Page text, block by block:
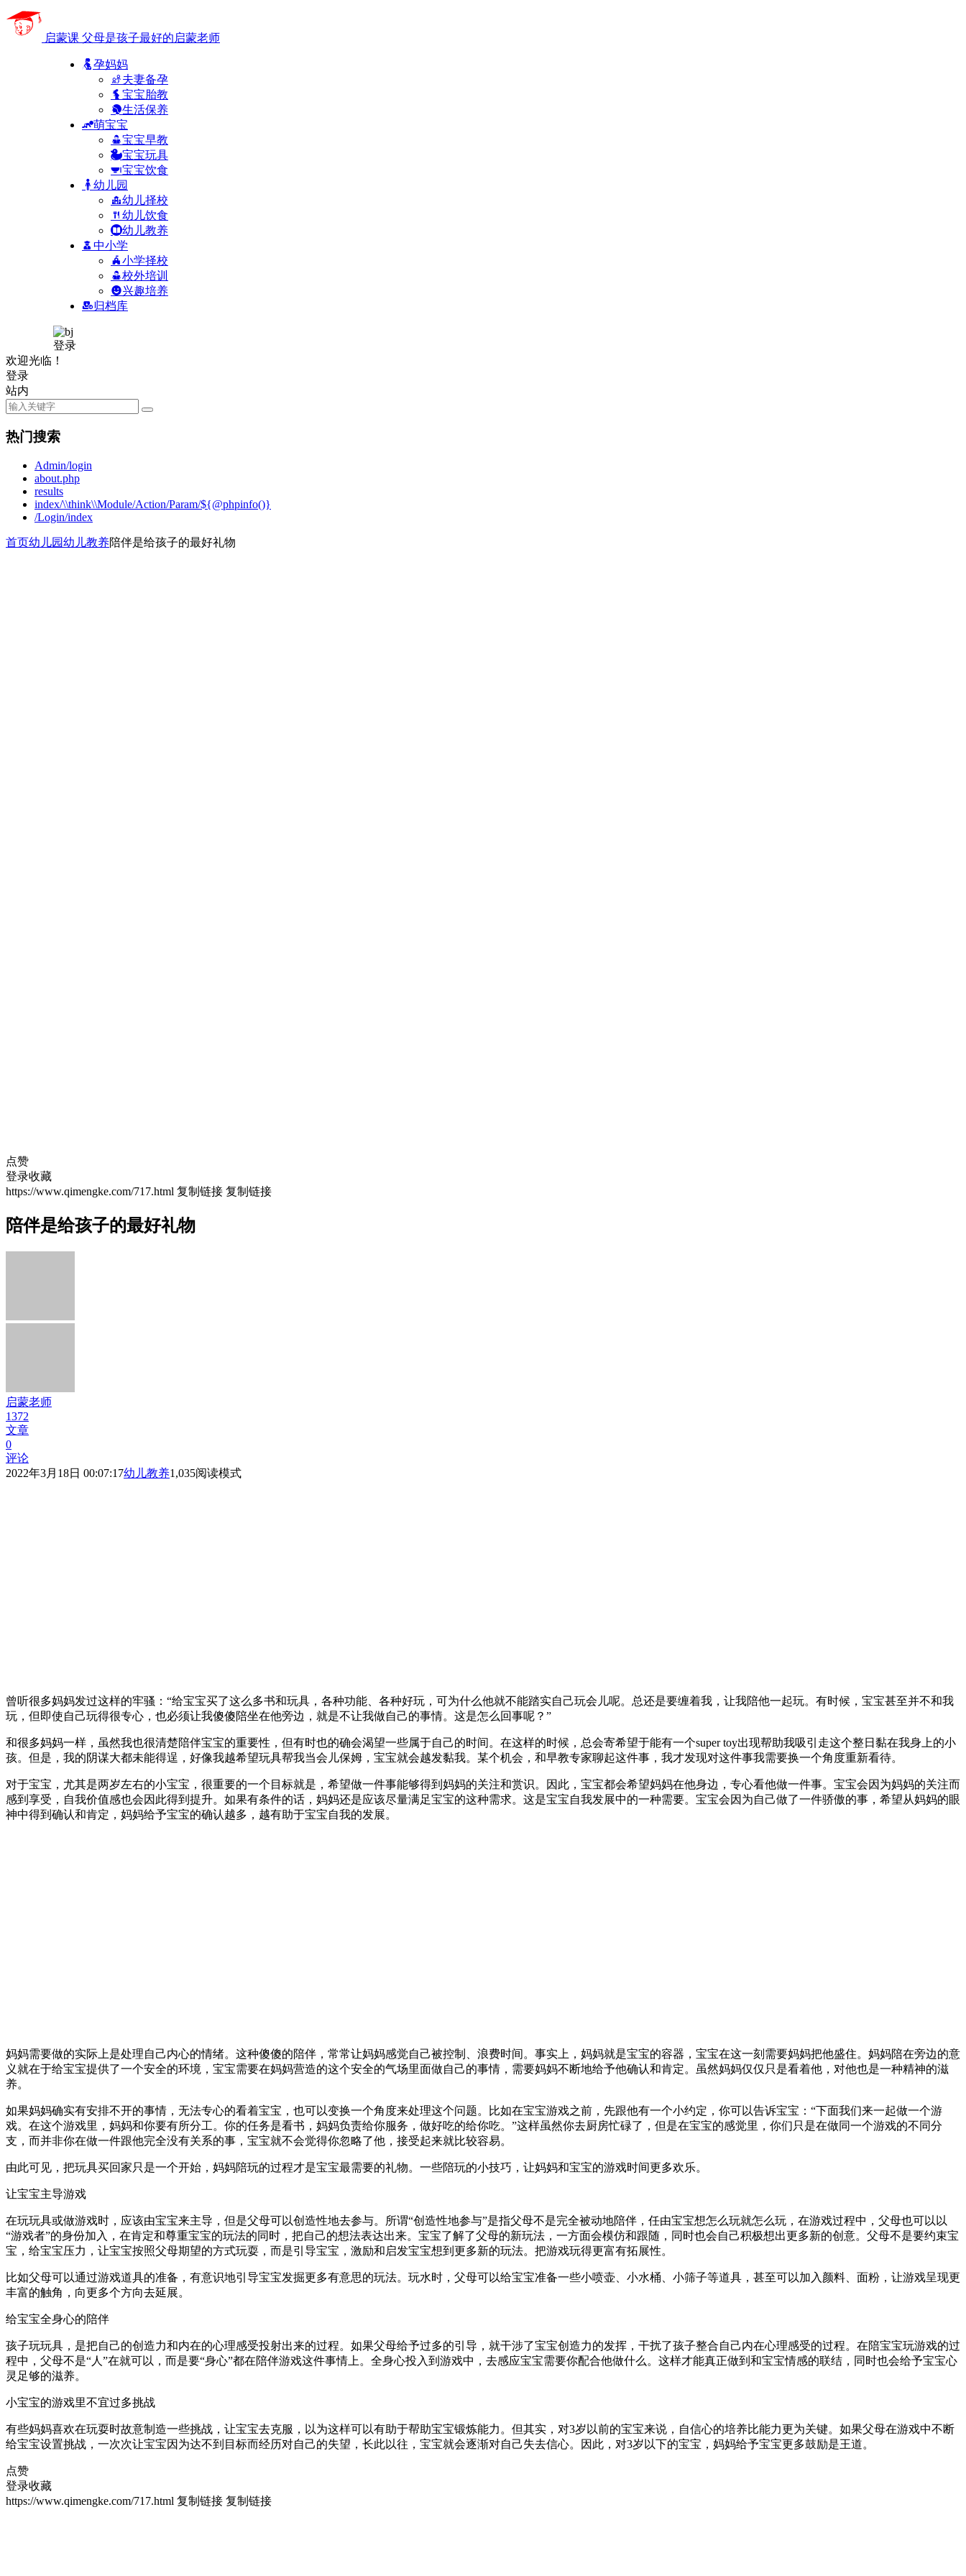
启蒙课 父母是孩子最好的启蒙老师
孕妈妈
夫妻备孕
宝宝胎教
生活保养
萌宝宝
宝宝早教
宝宝玩具
宝宝饮食
幼儿园
幼儿择校
幼儿饮食
幼儿教养
中小学
小学择校
校外培训
兴趣培养
归档库
登录
欢迎光临！
登录
站内
热门搜索
Admin/login
about.php
results
index/\\think\\Module/Action/Param/${@phpinfo()}
/Login/index
首页幼儿园幼儿教养陪伴是给孩子的最好礼物
点赞
登录收藏
https://www.qimengke.com/717.html 复制链接 复制链接
陪伴是给孩子的最好礼物
启蒙老师
1372
文章
0
评论
2022年3月18日 00:07:17幼儿教养1,035阅读模式
曾听很多妈妈发过这样的牢骚：“给宝宝买了这么多书和玩具，各种功能、各种好玩，可为什么他就不能踏实自己玩会儿呢。总还是要缠着我，让我陪他一起玩。有时候，宝宝甚至并不和我
玩，但即使自己玩得很专心，也必须让我傻傻陪坐在他旁边，就是不让我做自己的事情。这是怎么回事呢？”
和很多妈妈一样，虽然我也很清楚陪伴宝宝的重要性，但有时也的确会渴望一些属于自己的时间。在这样的时候，总会寄希望于能有一个super toy出现帮助我吸引走这个整日黏在我身上的小
孩。但是，我的阴谋大都未能得逞，好像我越希望玩具帮我当会儿保姆，宝宝就会越发黏我。某个机会，和早教专家聊起这件事，我才发现对这件事我需要换一个角度重新看待。
对于宝宝，尤其是两岁左右的小宝宝，很重要的一个目标就是，希望做一件事能够得到妈妈的关注和赏识。因此，宝宝都会希望妈妈在他身边，专心看他做一件事。宝宝会因为妈妈的关注而
感到享受，自我价值感也会因此得到提升。如果有条件的话，妈妈还是应该尽量满足宝宝的这种需求。这是宝宝自我发展中的一种需要。宝宝会因为自己做了一件骄傲的事，希望从妈妈的眼
神中得到确认和肯定，妈妈给予宝宝的确认越多，越有助于宝宝自我的发展。
妈妈需要做的实际上是处理自己内心的情绪。这种傻傻的陪伴，常常让妈妈感觉自己被控制、浪费时间。事实上，妈妈就是宝宝的容器，宝宝在这一刻需要妈妈把他盛住。妈妈陪在旁边的意
义就在于给宝宝提供了一个安全的环境，宝宝需要在妈妈营造的这个安全的气场里面做自己的事情，需要妈妈不断地给予他确认和肯定。虽然妈妈仅仅只是看着他，对他也是一种精神的滋
养。
如果妈妈确实有安排不开的事情，无法专心的看着宝宝，也可以变换一个角度来处理这个问题。比如在宝宝游戏之前，先跟他有一个小约定，你可以告诉宝宝：“下面我们来一起做一个游
戏。在这个游戏里，妈妈和你要有所分工。你的任务是看书，妈妈负责给你服务，做好吃的给你吃。”这样虽然你去厨房忙碌了，但是在宝宝的感觉里，你们只是在做同一个游戏的不同分
支，而并非你在做一件跟他完全没有关系的事，宝宝就不会觉得你忽略了他，接受起来就比较容易。
由此可见，把玩具买回家只是一个开始，妈妈陪玩的过程才是宝宝最需要的礼物。一些陪玩的小技巧，让妈妈和宝宝的游戏时间更多欢乐。
让宝宝主导游戏
在玩玩具或做游戏时，应该由宝宝来主导，但是父母可以创造性地去参与。所谓“创造性地参与”是指父母不是完全被动地陪伴，任由宝宝想怎么玩就怎么玩，在游戏过程中，父母也可以以
“游戏者”的身份加入，在肯定和尊重宝宝的玩法的同时，把自己的想法表达出来。宝宝了解了父母的新玩法，一方面会模仿和跟随，同时也会自己积极想出更多新的创意。父母不是要约束宝
宝，给宝宝压力，让宝宝按照父母期望的方式玩耍，而是引导宝宝，激励和启发宝宝想到更多新的玩法。把游戏玩得更富有拓展性。
比如父母可以通过游戏道具的准备，有意识地引导宝宝发掘更多有意思的玩法。玩水时，父母可以给宝宝准备一些小喷壶、小水桶、小筛子等道具，甚至可以加入颜料、面粉，让游戏呈现更
丰富的触角，向更多个方向去延展。
给宝宝全身心的陪伴
孩子玩玩具，是把自己的创造力和内在的心理感受投射出来的过程。如果父母给予过多的引导，就干涉了宝宝创造力的发挥，干扰了孩子整合自己内在心理感受的过程。在陪宝宝玩游戏的过
程中，父母不是“人”在就可以，而是要“身心”都在陪伴游戏这件事情上。全身心投入到游戏中，去感应宝宝需要你配合他做什么。这样才能真正做到和宝宝情感的联结，同时也会给予宝宝心
灵足够的滋养。
小宝宝的游戏里不宜过多挑战
有些妈妈喜欢在玩耍时故意制造一些挑战，让宝宝去克服，以为这样可以有助于帮助宝宝锻炼能力。但其实，对3岁以前的宝宝来说，自信心的培养比能力更为关键。如果父母在游戏中不断
给宝宝设置挑战，一次次让宝宝因为达不到目标而经历对自己的失望，长此以往，宝宝就会逐渐对自己失去信心。因此，对3岁以下的宝宝，妈妈给予宝宝更多鼓励是王道。
点赞
登录收藏
https://www.qimengke.com/717.html 复制链接 复制链接